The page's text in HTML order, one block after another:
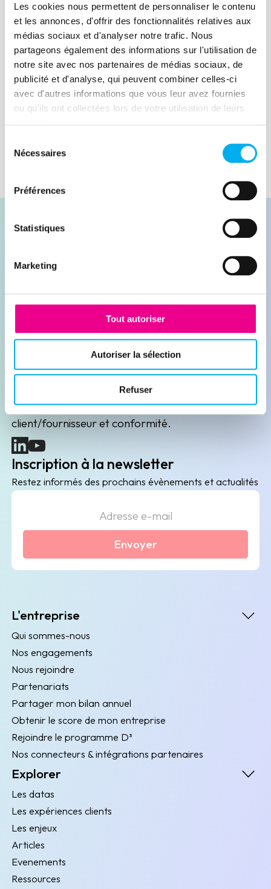
Les cookies nous permettent de personnaliser le contenu
et les annonces, d'offrir des fonctionnalités relatives aux
médias sociaux et d'analyser notre trafic. Nous
partageons également des informations sur l'utilisation de
notre site avec nos partenaires de médias sociaux, de
publicité et d'analyse, qui peuvent combiner celles-ci
avec d'autres informations que vous leur avez fournies
ou qu'ils ont collectées lors de votre utilisation de leurs
Nécessaires
Préférences
Statistiques
Marketing
Tout autoriser
Autoriser la sélection
Refuser
Zoom sur les recommandations
définitives de l'AFA en matière de
transparence, de lutte contre la
corruption et de modernisation de la vie
économique.
Lire la suite
Demander une démonstration
Leader de l'information sur les entreprises depuis
plus de 130 ans, ELLISPHERE accompagne les
acteurs économiques dans leurs problématiques
B2B de data marketing, gestion des risques
client/fournisseur et conformité.
(nouvelle fenêtre)
(nouvelle fenêtre)
Inscription à la newsletter
Restez informés des prochains évènements et actualités
Envoyer
L'entreprise
Qui sommes-nous
Nos engagements
Nous rejoindre
Partenariats
Partager mon bilan annuel
Obtenir le score de mon entreprise
Rejoindre le programme D³
Nos connecteurs & intégrations partenaires
Explorer
Les datas
Les expériences clients
Les enjeux
Articles
Evenements
Ressources